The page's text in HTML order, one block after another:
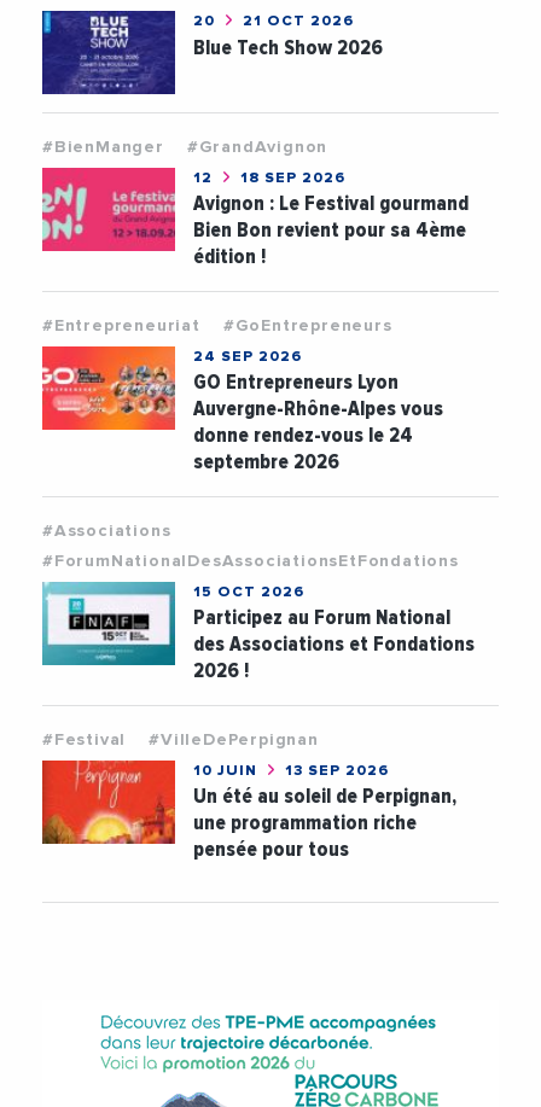
20 21 OCT 2026
Blue Tech Show 2026
#BienManger #GrandAvignon
12 18 SEP 2026
Avignon : Le Festival gourmand
Bien Bon revient pour sa 4ème
édition !
#Entrepreneuriat #GoEntrepreneurs
24 SEP 2026
GO Entrepreneurs Lyon
Auvergne-Rhône-Alpes vous
donne rendez-vous le 24
septembre 2026
#Associations
#ForumNationalDesAssociationsEtFondations
15 OCT 2026
Participez au Forum National
des Associations et Fondations
2026 !
#Festival #VilleDePerpignan
10 JUIN 13 SEP 2026
Un été au soleil de Perpignan,
une programmation riche
pensée pour tous